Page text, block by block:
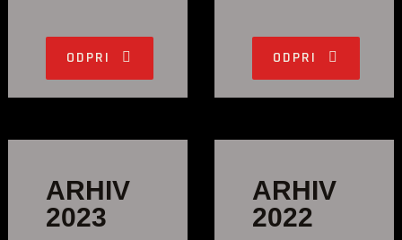
ODPRI ODPRI
ARHIV
2023
ARHIV
2022